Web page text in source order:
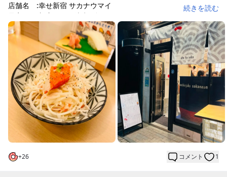
店舗名 :幸せ新宿 サカナウマイ
最寄駅 :新宿駅より徒歩3分
住所 : 〒160-0022
東京都新宿区新宿3丁目20-1嶋田ビル1F
営業時間:月〜金曜日:16:00〜23:30
土・日曜日:13:00〜23:30
定休日 :なし
予算 :昼:¥2000〜¥3000
夜:¥4000〜¥5000
————————————————————
今回は、新宿駅より徒歩3分！インスタ映え間違いなし！インパク
ト大の海鮮料理とお酒が楽しめる『幸せ新宿 サカナウマイ』さん
へ行ってきました！
『幸せ新宿 サカナウマイ』さんは、「新しいすし文化を作り出
続きを読む
+26 コメント 1